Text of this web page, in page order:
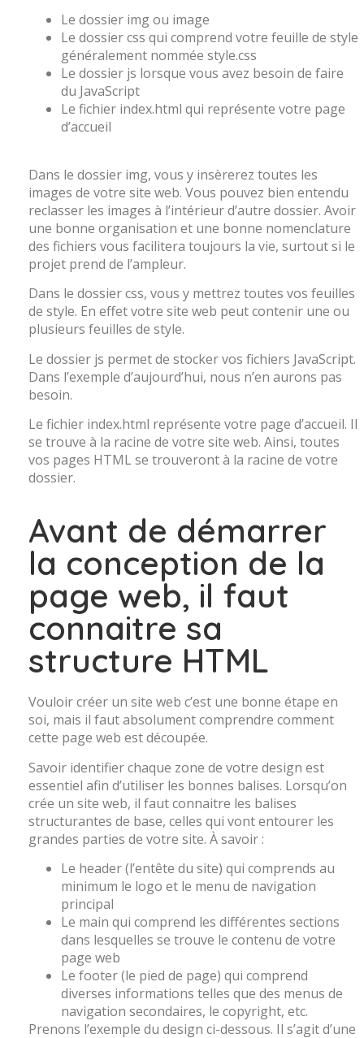
Le dossier img ou image
Le dossier css qui comprend votre feuille de style
généralement nommée style.css
Le dossier js lorsque vous avez besoin de faire
du JavaScript
Le fichier index.html qui représente votre page
d’accueil
Dans le dossier img, vous y insèrerez toutes les
images de votre site web. Vous pouvez bien entendu
reclasser les images à l’intérieur d’autre dossier. Avoir
une bonne organisation et une bonne nomenclature
des fichiers vous facilitera toujours la vie, surtout si le
projet prend de l’ampleur.
Dans le dossier css, vous y mettrez toutes vos feuilles
de style. En effet votre site web peut contenir une ou
plusieurs feuilles de style.
Le dossier js permet de stocker vos fichiers JavaScript.
Dans l’exemple d’aujourd’hui, nous n’en aurons pas
besoin.
Le fichier index.html représente votre page d’accueil. Il
se trouve à la racine de votre site web. Ainsi, toutes
vos pages HTML se trouveront à la racine de votre
dossier.
Avant de démarrer
la conception de la
page web, il faut
connaitre sa
structure HTML
Vouloir créer un site web c’est une bonne étape en
soi, mais il faut absolument comprendre comment
cette page web est découpée.
Savoir identifier chaque zone de votre design est
essentiel afin d’utiliser les bonnes balises. Lorsqu’on
crée un site web, il faut connaitre les balises
structurantes de base, celles qui vont entourer les
grandes parties de votre site. À savoir :
Le header (l’entête du site) qui comprends au
minimum le logo et le menu de navigation
principal
Le main qui comprend les différentes sections
dans lesquelles se trouve le contenu de votre
page web
Le footer (le pied de page) qui comprend
diverses informations telles que des menus de
navigation secondaires, le copyright, etc.
Prenons l’exemple du design ci-dessous. Il s’agit d’une